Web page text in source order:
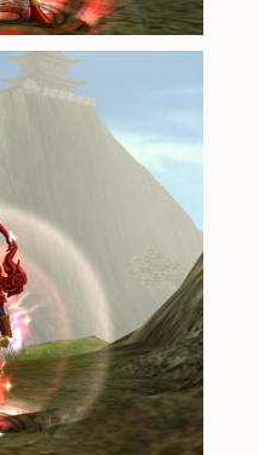
vật trên đều đã độ
vô cùng nguy
thiên hạ đang đồn
CỬU VĨ, HẮC
cóSức Tấn Công Cực
vô cùng khủng
' sở hữu lượng máu
Được Khi Tiêu Diệt Ma
LÂN
có cơ hội nhận
Sơn Hạp [Cấp 2~5],
trang bị Bạch Long